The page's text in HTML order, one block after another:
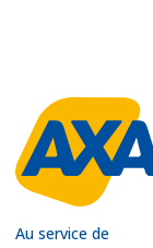
Au service de